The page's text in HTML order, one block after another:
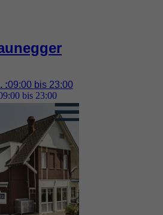
:09:00 bis 23:00
bis 23:00